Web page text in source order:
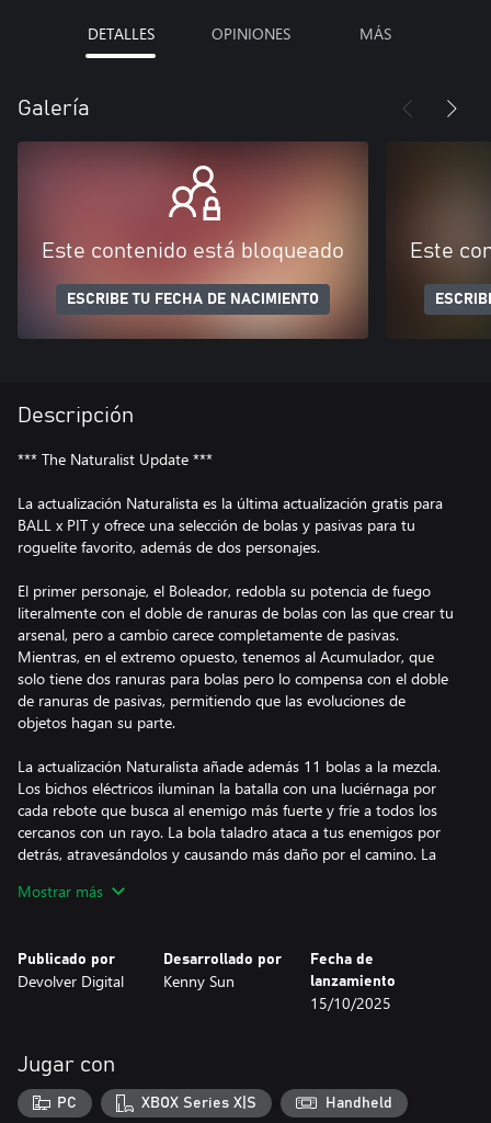
DETALLES OPINIONES MÁS
Galería
Este contenido está bloqueado
ESCRIBE TU FECHA DE NACIMIENTO
Este
Descripción
*** The Naturalist Update ***
La actualización Naturalista es la última actualización gratis para
BALL x PIT y ofrece una selección de bolas y pasivas para tu
roguelite favorito, además de dos personajes.
El primer personaje, el Boleador, redobla su potencia de fuego
literalmente con el doble de ranuras de bolas con las que crear tu
arsenal, pero a cambio carece completamente de pasivas.
Mientras, en el extremo opuesto, tenemos al Acumulador, que
solo tiene dos ranuras para bolas pero lo compensa con el doble
de ranuras de pasivas, permitiendo que las evoluciones de
objetos hagan su parte.
La actualización Naturalista añade además 11 bolas a la mezcla.
Los bichos eléctricos iluminan la batalla con una luciérnaga por
cada rebote que busca al enemigo más fuerte y fríe a todos los
cercanos con un rayo. La bola taladro ataca a tus enemigos por
detrás, atravesándolos y causando más daño por el camino. La
enemigo. Y el resto ya las irás descubriendo.
como la Mancuerna de platino, que recompensa los disparos
limpios aumentando el daño de tus bolas hasta que chocan con
el fondo de la pantalla. El Martillo ignominioso mantiene la
una pared o el fondo, alcance inmediatamente a un enemigo con
daño reducido. El Detonador remoto crea una oportunidad
explosiva con cada eliminación.
Mostrar más
Publicado por
Devolver Digital
Desarrollado por
Kenny Sun
Fecha de
lanzamiento
15/10/2025
Jugar con
PC XBOX Series X|S Handheld